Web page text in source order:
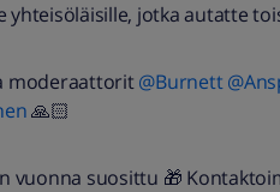
yhteisöläisille, jotka autatte
moderaattorit @Burnett​
🙏🏻
vuonna suosittu 🎁